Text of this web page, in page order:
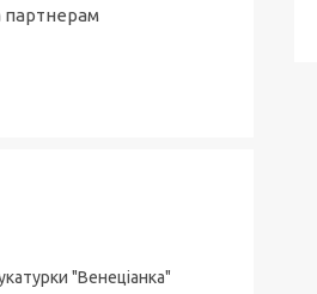
партнерам
"Венеціанка"